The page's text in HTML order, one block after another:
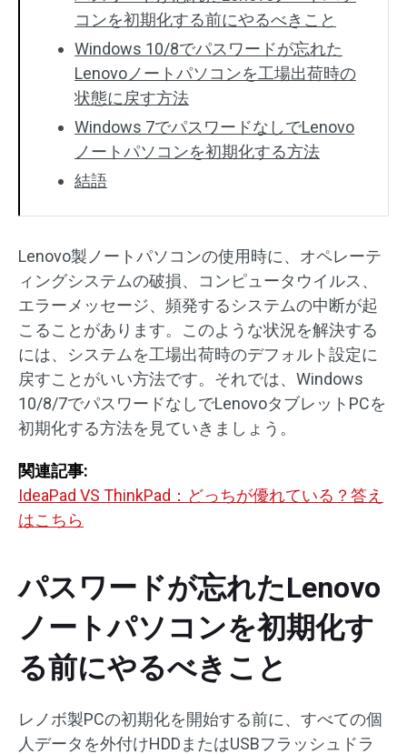
コンを初期化する前にやるべきこと
Windows 10/8でパスワードが忘れた
Lenovoノートパソコンを工場出荷時の
状態に戻す方法
Windows 7でパスワードなしでLenovo
ノートパソコンを初期化する方法
結語
Lenovo製ノートパソコンの使用時に、オペレーテ
ィングシステムの破損、コンピュータウイルス、
エラーメッセージ、頻発するシステムの中断が起
こることがあります。このような状況を解決する
には、システムを工場出荷時のデフォルト設定に
戻すことがいい方法です。それでは、Windows
10/8/7でパスワードなしでLenovoタブレットPCを
初期化する方法を見ていきましょう。
関連記事:
IdeaPad VS ThinkPad：どっちが優れている？答え
はこちら
パスワードが忘れたLenovo
ノートパソコンを初期化す
る前にやるべきこと
レノボ製PCの初期化を開始する前に、すべての個
人データを外付けHDDまたはUSBフラッシュドラ